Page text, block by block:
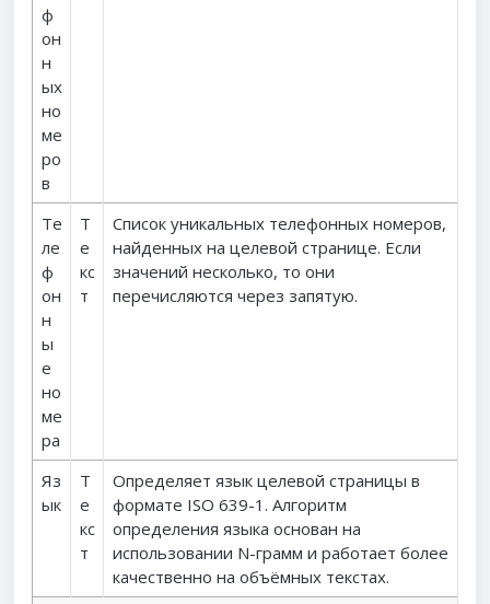
ф
он
н
ых
но
ме
ро
в
Те
ле
ф
он
н
ы
е
но
ме
ра
Т
е
кс
т
Список уникальных телефонных номеров,
найденных на целевой странице. Если
значений несколько, то они
перечисляются через запятую.
Яз
ык
Т
е
кс
т
Определяет язык целевой страницы в
формате ISO 639-1. Алгоритм
определения языка основан на
использовании N-грамм и работает более
качественно на объёмных текстах.